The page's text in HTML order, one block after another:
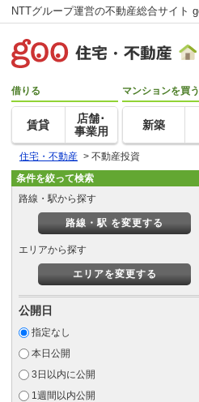
NTTグループ運営の不動産総合サイト
借りる
賃貸
店舗･
事業用
マンションを買う
新築
住宅・不動産 > 不動産投資
条件を絞って検索
路線・駅から探す
路線・駅 を変更する
エリアから探す
エリアを変更する
公開日
指定なし
本日公開
3日以内に公開
1週間以内公開